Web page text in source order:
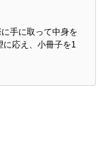
手に取って中身を
に応え、小冊子を1